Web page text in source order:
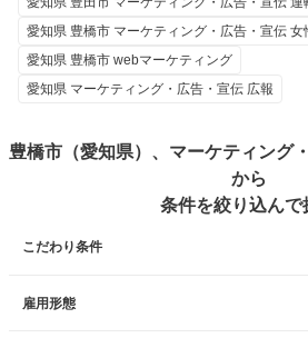
愛知県 豊橋市 マーケティング・広告・宣伝 女
愛知県 豊橋市 webマーケティング
愛知県 マーケティング・広告・宣伝 広報
豊橋市（愛知県）、マーケティング
から
条件を絞り込んで
こだわり条件
雇用形態